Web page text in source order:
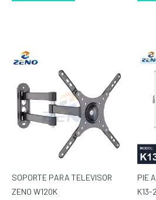
SOPORTE PARA TELEVISOR
ZENO W120K
PIE
K13-